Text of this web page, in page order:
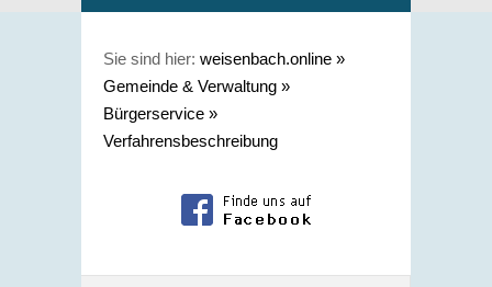
Sie sind hier: weisenbach.online »
Gemeinde & Verwaltung »
Bürgerservice »
Verfahrensbeschreibung